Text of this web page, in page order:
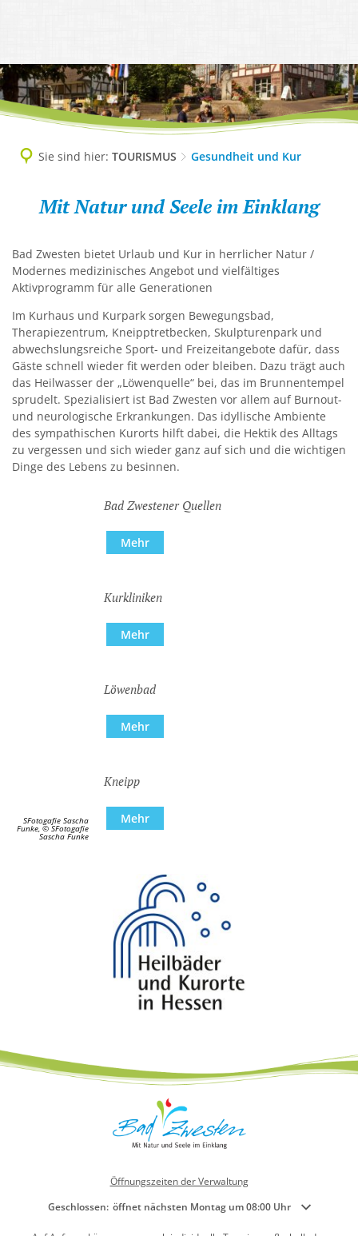
Imagefilm
Informationsbroschüre Neubürger
Ortsteile & Ortsplan
Zahlen, Daten, Fakten
Camping
Freizeit und Aktiv
Gesundheit und Kur
Kultur und Veranstaltung
Unterkunft buchen
Ansprechpersonen
Dienstleistungen A-Z
Finanzen der Gemeinde
Online Services & Anträge
Satzungen
Abfallentsorgung
AWO-Altenzentrum
Bauplätze, Bodenrichtwerte,
Flüchtlingsarbeit
Gemeindliche Einrichtungen
Gemeinwesenarbeit
Gesundheit
Kindergärten, Tagesmütter
Kirchen
Kleiderkammer "Aus 2ter Hand"
Schulen
Umwelt
Wichtige Rufnummern
WIRTSCHAFT
Lokale Helden - Gewerbe-Netzwerk
Gewerbegebiet, Gewerbeverzeichnis
Unternehmensnachfolge & Gründung
Virtuelles Gründerzentrum Schwalm-
AKTUELLES
Amtliche Bekanntmachungen
Sitzungsbekanntmachungen
Veranstaltungskalender
Sie sind hier: TOURISMUS Gesundheit und Kur
Mit Natur und Seele im Einklang
Bad Zwesten bietet Urlaub und Kur in herrlicher Natur /
Modernes medizinisches Angebot und vielfältiges
Aktivprogramm für alle Generationen
Im Kurhaus und Kurpark sorgen Bewegungsbad,
Therapiezentrum, Kneipptretbecken, Skulpturenpark und
abwechslungsreiche Sport- und Freizeitangebote dafür, dass
Gäste schnell wieder fit werden oder bleiben. Dazu trägt auch
das Heilwasser der „Löwenquelle“ bei, das im Brunnentempel
sprudelt. Spezialisiert ist Bad Zwesten vor allem auf Burnout-
und neurologische Erkrankungen. Das idyllische Ambiente
des sympathischen Kurorts hilft dabei, die Hektik des Alltags
zu vergessen und sich wieder ganz auf sich und die wichtigen
Dinge des Lebens zu besinnen.
Bad Zwestener Quellen
Mehr
Kurkliniken
Mehr
Löwenbad
Mehr
SFotogafie Sascha
Funke, © SFotogafie
Sascha Funke
Kneipp
Mehr
Öffnungszeiten der Verwaltung
Klicken, um weitere Öffnungs- oder Schließzeiten auszublenden
Geschlossen: öffnet nächsten Montag um 08:00 Uhr